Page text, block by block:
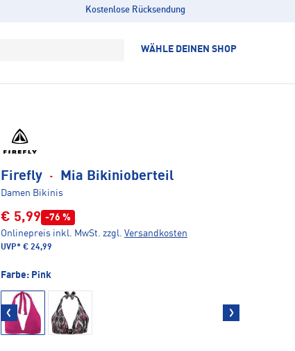
Kostenlose Rücksendung
WÄHLE DEINEN SHOP
Firefly · Mia Bikinioberteil
Damen Bikinis
€ 5,99 -76 %
Onlinepreis inkl. MwSt. zzgl. Versandkosten
UVP* € 24,99
Farbe: Pink